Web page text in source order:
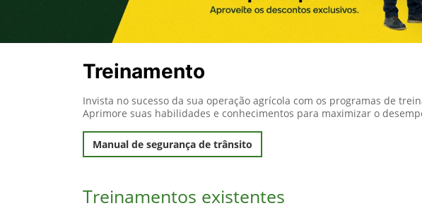
Treinamento
Invista no sucesso da sua operação agrícola com os programas de
Aprimore suas habilidades e conhecimentos para maximizar o
Manual de segurança de trânsito
Treinamentos existentes